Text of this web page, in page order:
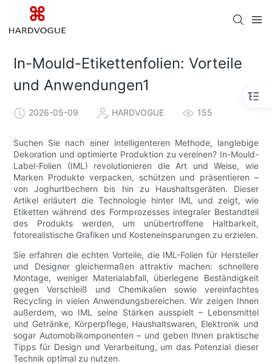
In-Mould-Etikettenfolien: Vorteile
und Anwendungen1
2026-05-09 HARDVOGUE 155
Suchen Sie nach einer intelligenteren Methode, langlebige
Dekoration und optimierte Produktion zu vereinen? In-Mould-
Label-Folien (IML) revolutionieren die Art und Weise, wie
Marken Produkte verpacken, schützen und präsentieren –
von Joghurtbechern bis hin zu Haushaltsgeräten. Dieser
Artikel erläutert die Technologie hinter IML und zeigt, wie
Etiketten während des Formprozesses integraler Bestandteil
des Produkts werden, um unübertroffene Haltbarkeit,
fotorealistische Grafiken und Kosteneinsparungen zu erzielen.
Sie erfahren die echten Vorteile, die IML-Folien für Hersteller
und Designer gleichermaßen attraktiv machen: schnellere
Montage, weniger Materialabfall, überlegene Beständigkeit
gegen Verschleiß und Chemikalien sowie vereinfachtes
Recycling in vielen Anwendungsbereichen. Wir zeigen Ihnen
außerdem, wo IML seine Stärken ausspielt – Lebensmittel
und Getränke, Körperpflege, Haushaltswaren, Elektronik und
sogar Automobilkomponenten – und geben Ihnen praktische
Tipps für Design und Verarbeitung, um das Potenzial dieser
Technik optimal zu nutzen.